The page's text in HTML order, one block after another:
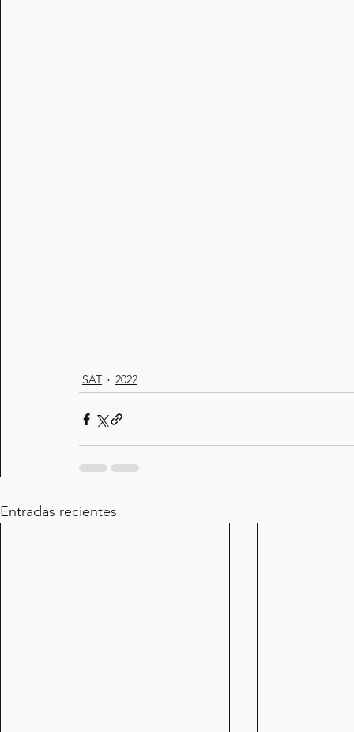
SAT 2022
Entradas recientes